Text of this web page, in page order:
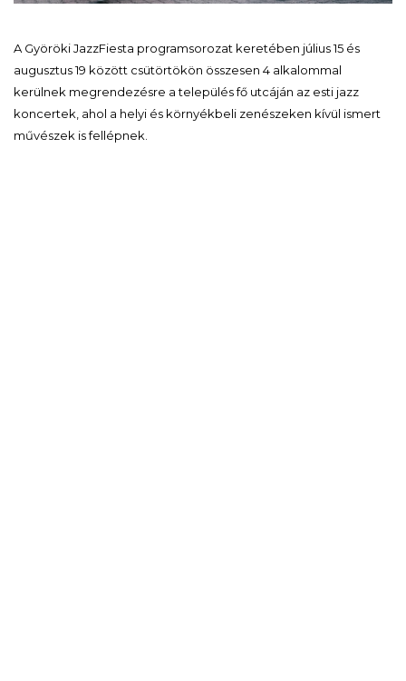
A Györöki JazzFiesta programsorozat keretében július 15 és
augusztus 19 között csütörtökön összesen 4 alkalommal
kerülnek megrendezésre a település fő utcáján az esti jazz
koncertek, ahol a helyi és környékbeli zenészeken kívül ismert
művészek is fellépnek.